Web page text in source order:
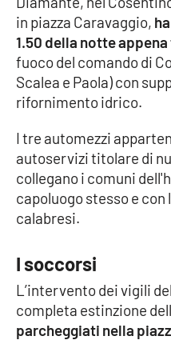
VIDEO
Ambiente
Cultura
Economia e Lavoro
Sanità
Società
in piazza Caravaggio,
1.50 della notte
fuoco del comando di
Scalea e Paola) con
rifornimento idrico.
I tre automezzi
autoservizi titolare di
collegano i comuni
capoluogo stesso e
calabresi.
I soccorsi
L’intervento dei vigili
completa estinzione
parcheggiati nella